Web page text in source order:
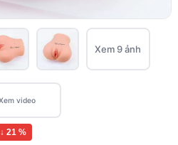
Xem 9 ảnh
↓ 21 %